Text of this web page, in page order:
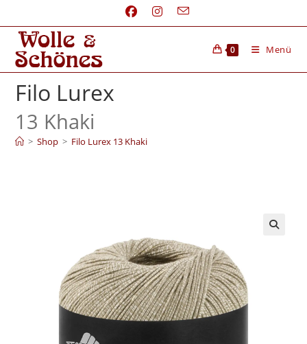
0 Menü
Filo Lurex
13 Khaki
> Shop > Filo Lurex 13 Khaki